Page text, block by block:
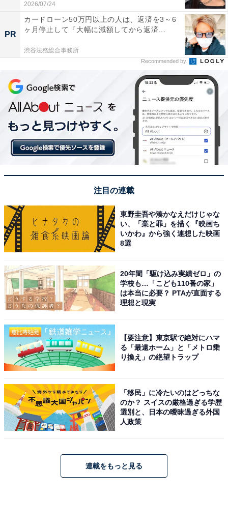
この記事の筆者：坂上 恵
All About ニュースの編集者。オールアバウトに入社後、
SNSトレンドにフォーカスした記事執筆やSEOライティ
ングの経験を経て、のちにAll About ニュースチームのメ
ンバーに参入。現在は旅行・カルチャー・エンタメなど
を中心に企画編集を担当。東京都出身。居酒屋巡りとス
ポーツ観戦が生きがい。
次ページ
7位までの全ランキング結果を見
る
こちらもおすすめ
夏に行きたい「岐阜県の道の駅」ランキング！
2位「清流白川クオーレの里」、1位は？【2025
2026/07/24
PR
カードローン50万円以上の人は、返済を3～6
ヶ月停止して『大幅に減額してから返済...
渋谷法務総合事務所
Recommended by
注目の連載
東野圭吾や湊かなえだけじゃな
い、「業と罪」を描く『映画ち
いかわ』から強く連想した映画
8選
20年間「駆け込み実績ゼロ」の
学校も…「こども110番の家」
は本当に必要？ PTAが直面する
理想と現実
【要注意】東京駅で絶対にハマ
る「最遠ホーム」と「メトロ乗
り換え」の絶望トラップ
「移民」に冷たいのはどっちな
のか？ スイスの厳格過ぎる学歴
選別と、日本の曖昧過ぎる外国
人政策
連載をもっと見る